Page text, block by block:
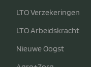
LTO Verzekeringen
LTO Arbeidskracht
Nieuwe Oogst